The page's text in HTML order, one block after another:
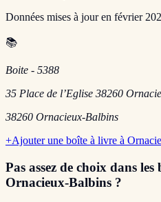
Données mises à jour en février
📚
Boite - 5388
35 Place de l’Eglise 38260
38260 Ornacieux-Balbins
+Ajouter une boîte à livre à
Pas assez de choix dans les
Ornacieux-Balbins ?